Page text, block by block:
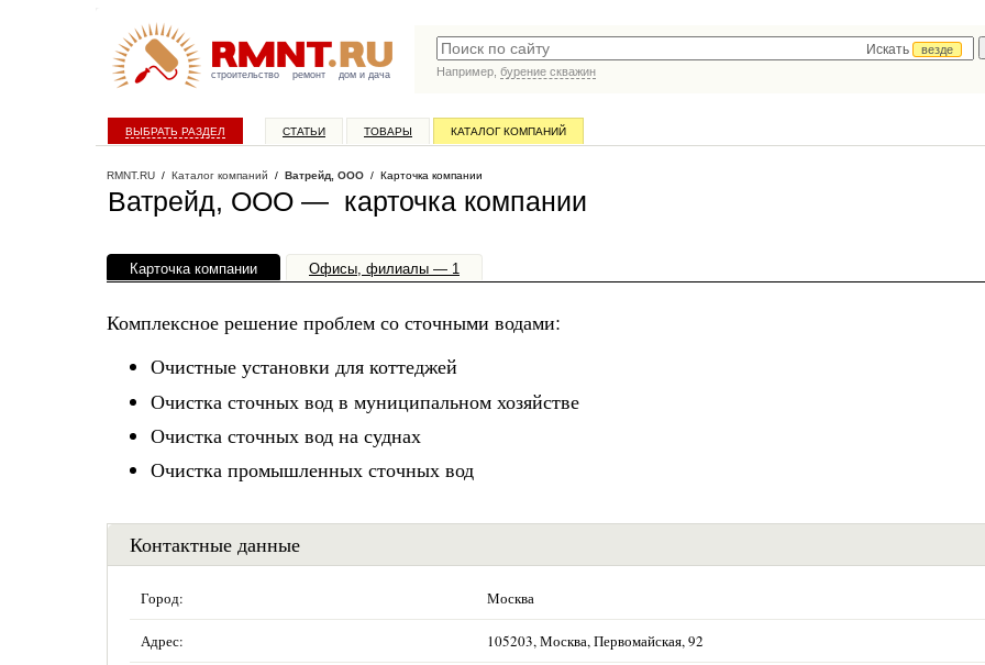
строительство ремонт дом и дача
Искать
везде
Например, бурение скважин
ВЫБРАТЬ РАЗДЕЛ СТАТЬИ ТОВАРЫ КАТАЛОГ КОМПАНИЙ
RMNT.RU / Каталог компаний / Ватрейд, ООО / Карточка компании
Ватрейд, ООО — карточка компании
Карточка компании Офисы, филиалы — 1
Комплексное решение проблем со сточными водами:
Очистные установки для коттеджей
Очистка сточных вод в муниципальном хозяйстве
Очистка сточных вод на суднах
Очистка промышленных сточных вод
Контактные данные
Город: Москва
Адрес: 105203, Москва, Первомайская, 92